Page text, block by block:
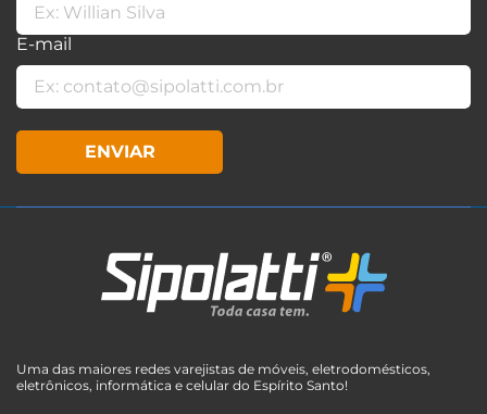
E-mail
ENVIAR
Uma das maiores redes varejistas de móveis, eletrodomésticos,
eletrônicos, informática e celular do Espírito Santo!